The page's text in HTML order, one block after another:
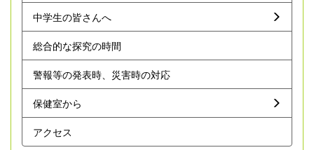
中学生の皆さんへ
総合的な探究の時間
警報等の発表時、災害時の対応
保健室から
アクセス